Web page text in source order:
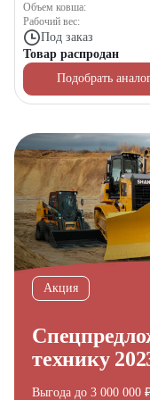
Объем ковша:
Рабочий вес:
Под заказ
Товар распродан
Подобрать
Акция
технику
Выгода до 3 000 000